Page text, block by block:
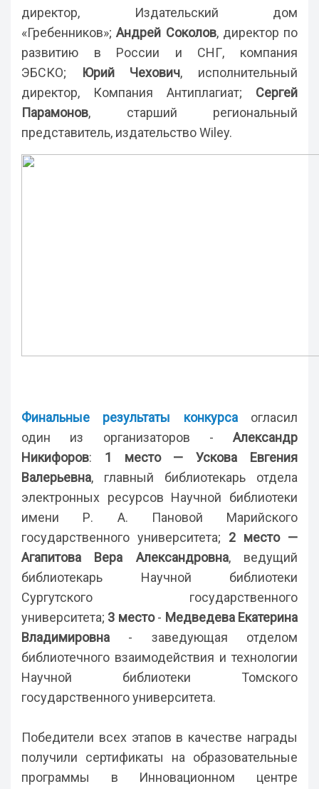
директор, Издательский дом
«Гребенников»;Андрей Соколов, директор по
развитию в России и СНГ, компания
ЭБСКО;
Юрий Чехович, исполнительный
директор, Компания Антиплагиат; Сергей
Парамонов, старший региональный
представитель, издательство Wiley.
Финальные результаты конкурсаогласил
один из организаторов - Александр
Никифоров: 1 место — Ускова Евгения
Валерьевна, главный библиотекарь отдела
электронных ресурсов Научной библиотеки
имени Р. А. Пановой Марийского
государственного университета; 2 место —
Агапитова Вера Александровна, ведущий
библиотекарь Научной библиотеки
Сургутского государственного
университета; 3 место- Медведева Екатерина
Владимировна - заведующая отделом
библиотечного взаимодействия и технологии
Научной библиотеки Томского
государственного университета.
Победители всех этапов в качестве награды
получили сертификаты на образовательные
программы в Инновационном центре